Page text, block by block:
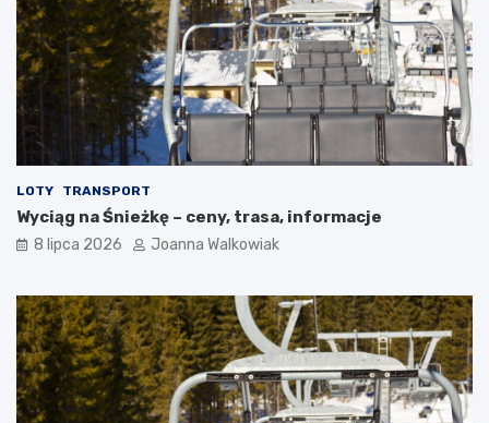
LOTY TRANSPORT
Wyciąg na Śnieżkę – ceny, trasa, informacje
8 lipca 2026 Joanna Walkowiak